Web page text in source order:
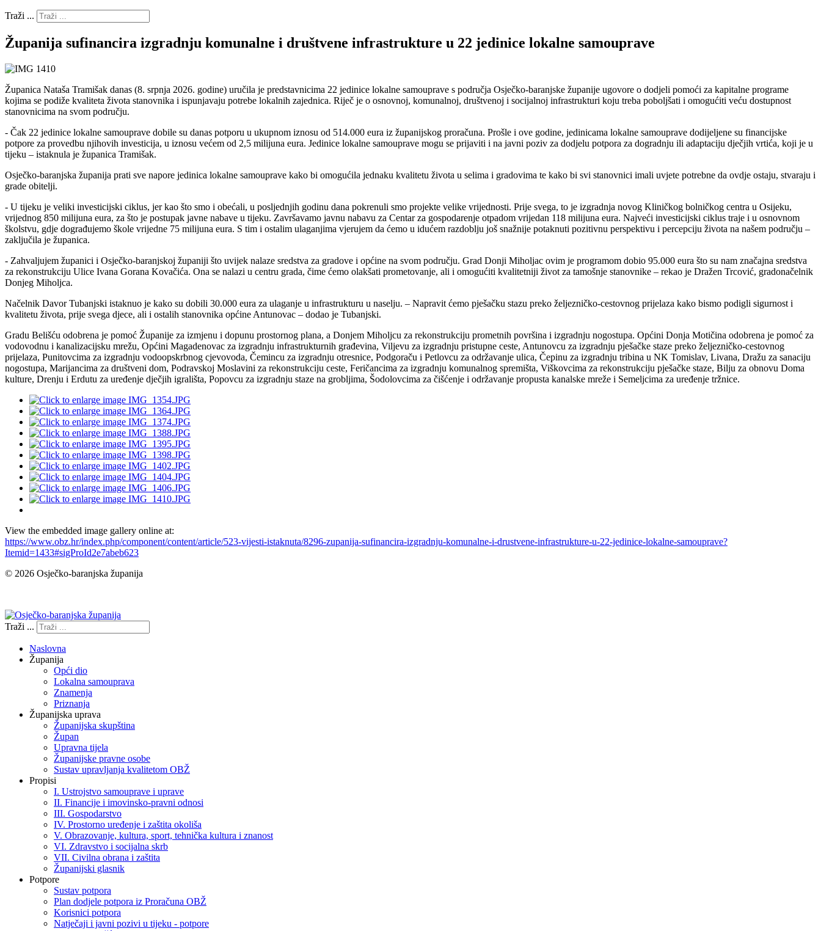
Traži ...
Županija sufinancira izgradnju komunalne i društvene infrastrukture u 22 jedinice lokalne samouprave
Županica Nataša Tramišak danas (8. srpnja 2026. godine) uručila je predstavnicima 22 jedinice lokalne samouprave s područja Osječko-baranjske županije ugovore o dodjeli pomoći za kapitalne programe
kojima se podiže kvaliteta života stanovnika i ispunjavaju potrebe lokalnih zajednica. Riječ je o osnovnoj, komunalnoj, društvenoj i socijalnoj infrastrukturi koju treba poboljšati i omogućiti veću dostupnost
stanovnicima na svom području.
- Čak 22 jedinice lokalne samouprave dobile su danas potporu u ukupnom iznosu od 514.000 eura iz županijskog proračuna. Prošle i ove godine, jedinicama lokalne samouprave dodijeljene su financijske
potpore za provedbu njihovih investicija, u iznosu većem od 2,5 milijuna eura. Jedinice lokalne samouprave mogu se prijaviti i na javni poziv za dodjelu potpora za dogradnju ili adaptaciju dječjih vrtića, koji je u
tijeku – istaknula je županica Tramišak.
Osječko-baranjska županija prati sve napore jedinica lokalne samouprave kako bi omogućila jednaku kvalitetu života u selima i gradovima te kako bi svi stanovnici imali uvjete potrebne da ovdje ostaju, stvaraju i
grade obitelji.
- U tijeku je veliki investicijski ciklus, jer kao što smo i obećali, u posljednjih godinu dana pokrenuli smo projekte velike vrijednosti. Prije svega, to je izgradnja novog Kliničkog bolničkog centra u Osijeku,
vrijednog 850 milijuna eura, za što je postupak javne nabave u tijeku. Završavamo javnu nabavu za Centar za gospodarenje otpadom vrijedan 118 milijuna eura. Najveći investicijski ciklus traje i u osnovnom
školstvu, gdje dograđujemo škole vrijedne 75 milijuna eura. S tim i ostalim ulaganjima vjerujem da ćemo u idućem razdoblju još snažnije potaknuti pozitivnu perspektivu i percepciju života na našem području –
zaključila je županica.
- Zahvaljujem županici i Osječko-baranjskoj županiji što uvijek nalaze sredstva za gradove i općine na svom području. Grad Donji Miholjac ovim je programom dobio 95.000 eura što su nam značajna sredstva
za rekonstrukciju Ulice Ivana Gorana Kovačića. Ona se nalazi u centru grada, čime ćemo olakšati prometovanje, ali i omogućiti kvalitetniji život za tamošnje stanovnike – rekao je Dražen Trcović, gradonačelnik
Donjeg Miholjca.
Načelnik Davor Tubanjski istaknuo je kako su dobili 30.000 eura za ulaganje u infrastrukturu u naselju. – Napravit ćemo pješačku stazu preko željezničko-cestovnog prijelaza kako bismo podigli sigurnost i
kvalitetu života, prije svega djece, ali i ostalih stanovnika općine Antunovac – dodao je Tubanjski.
Gradu Belišću odobrena je pomoć Županije za izmjenu i dopunu prostornog plana, a Donjem Miholjcu za rekonstrukciju prometnih površina i izgradnju nogostupa. Općini Donja Motičina odobrena je pomoć za
vodovodnu i kanalizacijsku mrežu, Općini Magadenovac za izgradnju infrastrukturnih građevina, Viljevu za izgradnju pristupne ceste, Antunovcu za izgradnju pješačke staze preko željezničko-cestovnog
prijelaza, Punitovcima za izgradnju vodoopskrbnog cjevovoda, Čemincu za izgradnju otresnice, Podgoraču i Petlovcu za održavanje ulica, Čepinu za izgradnju tribina u NK Tomislav, Livana, Dražu za sanaciju
nogostupa, Marijancima za društveni dom, Podravskoj Moslavini za rekonstrukciju ceste, Feričancima za izgradnju komunalnog spremišta, Viškovcima za rekonstrukciju pješačke staze, Bilju za obnovu Doma
kulture, Drenju i Erdutu za uređenje dječjih igrališta, Popovcu za izgradnju staze na grobljima, Šodolovcima za čišćenje i održavanje propusta kanalske mreže i Semeljcima za uređenje tržnice.
View the embedded image gallery online at:
https://www.obz.hr/index.php/component/content/article/523-vijesti-istaknuta/8296-zupanija-sufinancira-izgradnju-komunalne-i-drustvene-infrastrukture-u-22-jedinice-lokalne-samouprave?
Itemid=1433#sigProId2e7abeb623
© 2026 Osječko-baranjska županija
Traži ...
Naslovna
Županija
Opći dio
Lokalna samouprava
Znamenja
Priznanja
Županijska uprava
Županijska skupština
Župan
Upravna tijela
Županijske pravne osobe
Sustav upravljanja kvalitetom OBŽ
Propisi
I. Ustrojstvo samouprave i uprave
II. Financije i imovinsko-pravni odnosi
III. Gospodarstvo
IV. Prostorno uređenje i zaštita okoliša
V. Obrazovanje, kultura, sport, tehnička kultura i znanost
VI. Zdravstvo i socijalna skrb
VII. Civilna obrana i zaštita
Županijski glasnik
Potpore
Sustav potpora
Plan dodjele potpora iz Proračuna OBŽ
Korisnici potpora
Natječaji i javni pozivi u tijeku - potpore